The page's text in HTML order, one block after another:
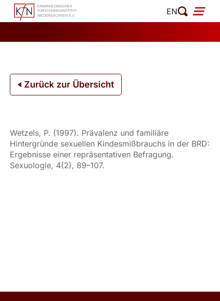
Zum
Inhalt
EN
Zurück zur Übersicht
Wetzels, P. (1997). Prävalenz und familiäre
Hintergründe sexuellen Kindesmißbrauchs in der BRD:
Ergebnisse einer repräsentativen Befragung.
Sexuologie, 4(2), 89–107.